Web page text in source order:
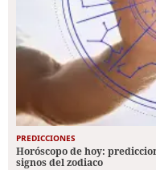
PREDICCIONES
Horóscopo de hoy:
signos del zodiaco